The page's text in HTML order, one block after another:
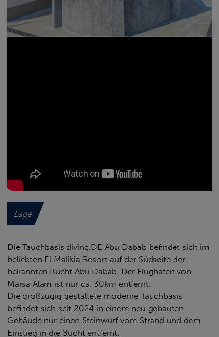
Lage
Die Tauchbasis diving.DE Abu Dabab befindet sich im
beliebten El Malikia Resort auf der Südseite der
bekannten Bucht Abu Dabab. Der Flughafen von
Marsa Alam ist nur ca. 30km entfernt.
Die großzügig gestaltete moderne Tauchbasis
befindet sich seit 2024 in einem neu gebauten
Gebäude nur einen Steinwurf vom Strand und dem
Einstieg in die Bucht entfernt.